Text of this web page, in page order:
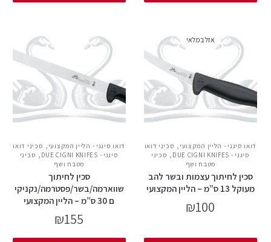
אזל במלאי
דואו סיגני - הליין המקצועי , סכיני דואו
סיגני - DUE CIGNI KNIFES
, סכיני
מטבח ושף
סכין לחיתוך עצמות ובשר להב
מעוקל 13 ס”מ – הליין המקצועי
₪100
דואו סיגני - הליין המקצועי , סכיני דואו
סיגני - DUE CIGNI KNIFES
, סכיני
מטבח ושף
סכין לחיתוך
שווארמה/בשר/פסטרמה/נקניקי
ם 30 ס”מ – הליין המקצועי
₪155